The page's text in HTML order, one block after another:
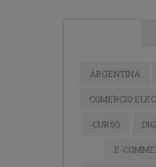
ARGENTINA
COMERCIO
CURSO
E-